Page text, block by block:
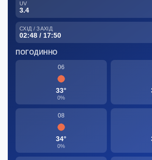
UV
3.4
СХІД / ЗАХІД
02:48 / 17:50
ПОГОДИННО
06
33°
0%
08
34°
0%